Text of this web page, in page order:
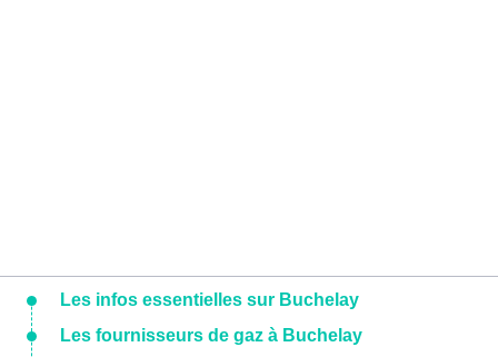
Les infos essentielles sur Buchelay
Les fournisseurs de gaz à Buchelay